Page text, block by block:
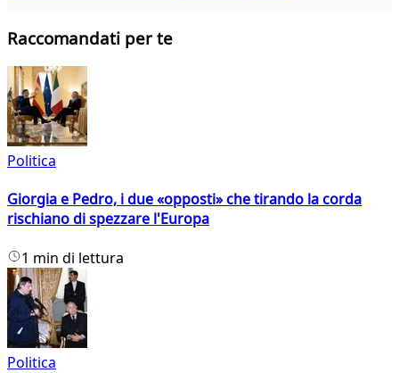
Raccomandati per te
Politica
Giorgia e Pedro, i due «opposti» che tirando la corda
rischiano di spezzare l'Europa
1 min di lettura
Politica